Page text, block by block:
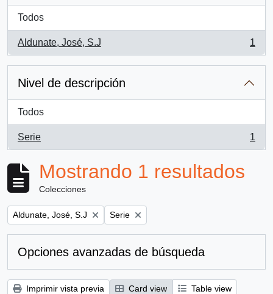
Todos
Aldunate, José, S.J
, 1 resultados
1
Nivel de descripción
Todos
Serie
, 1 resultados
1
Mostrando 1 resultados
Colecciones
Remove filter:
Aldunate, José, S.J Remove filter:
Serie
Opciones avanzadas de búsqueda
Imprimir vista previa Card view
Table view